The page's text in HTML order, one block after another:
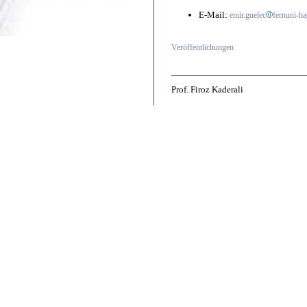
E-Mail: emir.guelec fernuni-
Veröffentlichungen
Prof. Firoz Kaderali